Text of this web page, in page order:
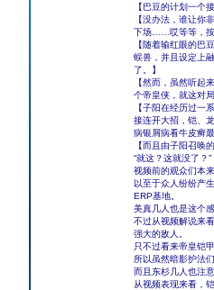
【巴豆的计划一个
【没办法，谁让你
下场……哎等等，按
【随着输红眼的巴
蜈兽，并且设定上
了。】
【然而，虽然听起
个帝皇侠，就这对
【子阳在经历过一
接连开大招，铠、
病银屑病看牛皮癣
【而且由子阳召唤
“就这？这就没了？”
视频前的观众们本
以至于众人纷纷产
ERP基地。
美真几人也是这个
不过从视频解说来
强大的敌人。
只不过看来帝皇铠
所以虽然暗影护法
而且东杉几人也注
从视频表现来看，